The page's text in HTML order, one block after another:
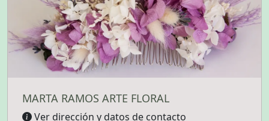
MARTA RAMOS ARTE FLORAL
Ver dirección y datos de contacto